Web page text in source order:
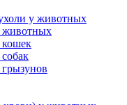
у животных
животных
кошек